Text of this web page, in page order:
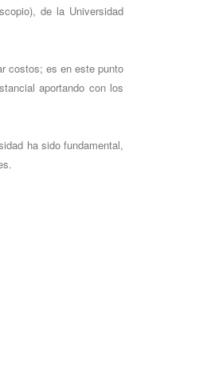
de la Universidad
costos; es en este punto
aportando con los
ha sido fundamental,